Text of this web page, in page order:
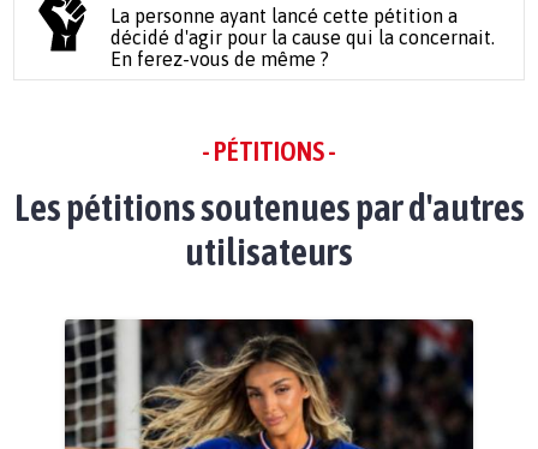
La personne ayant lancé cette pétition a
décidé d'agir pour la cause qui la concernait.
En ferez-vous de même ?
- PÉTITIONS -
Les pétitions soutenues par d'autres
utilisateurs